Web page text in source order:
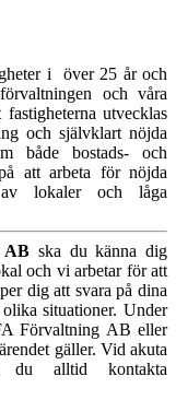
i över 25 år och
och våra
utvecklas
och självklart nöjda
både bostads- och
att arbeta för nöjda
lokaler och låga
AB ska du känna dig
och vi arbetar för att
dig att svara på dina
situationer. Under
Förvaltning AB eller
gäller. Vid akuta
du alltid kontakta